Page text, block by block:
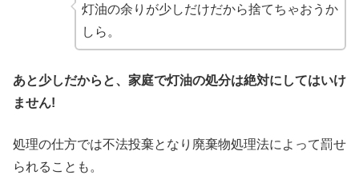
灯油の余りが少しだけだから捨てちゃおうか
しら。
あと少しだからと、家庭で灯油の処分は絶対にしてはいけ
ません!
処理の仕方では不法投棄となり廃棄物処理法によって罰せ
られることも。